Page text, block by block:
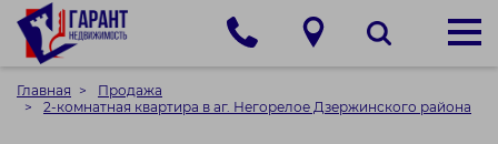
Главная
Продажа
2-комнатная квартира в аг. Негорелое Дзержинского района